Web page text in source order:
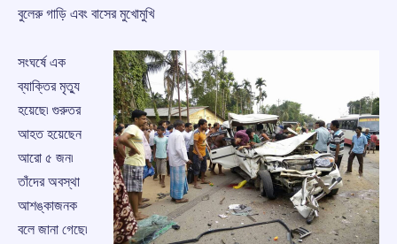
বুলেরু গাড়ি এবং বাসের মুখোমুখি
সংঘর্ষে এক
ব্যাক্তির মৃত্যু
হয়েছে৷ গুরুতর
আহত হয়েছেন
আরো ৫ জন৷
তাঁদের অবস্থা
আশঙ্কাজনক
বলে জানা গেছে৷